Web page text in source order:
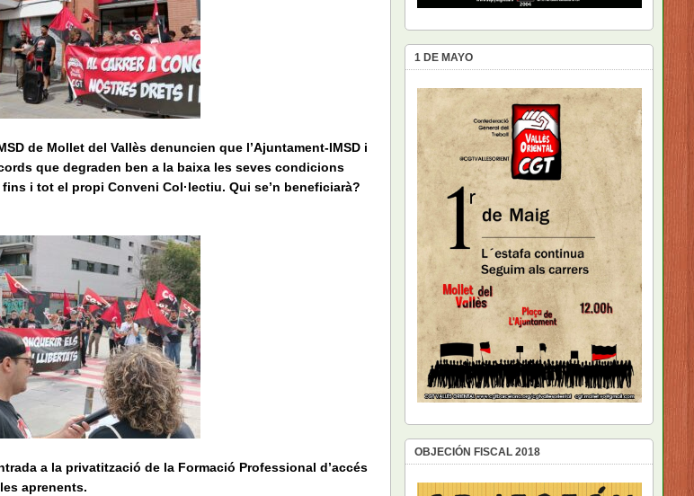
de Mollet del Vallès denuncien que l’Ajuntament-IMSD i
que degraden ben a la baixa les seves condicions
i tot el propi Conveni Col·lectiu. Qui se’n beneficiarà?
a la privatització de la Formació Professional d’accés
aprenents.
1 DE MAYO
OBJECIÓN FISCAL 2018